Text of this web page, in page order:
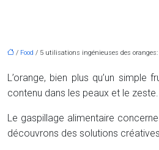
/ Food / 5 utilisations ingénieuses des oranges:
L’orange, bien plus qu’un
contenu dans les peaux et le
Le gaspillage alimentaire
découvrons des solutions